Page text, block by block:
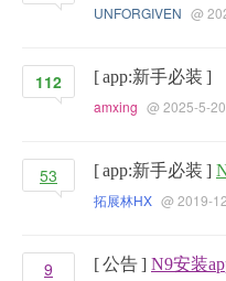
UNFORGIVEN @
112 [app:新手必装 ]
amxing @ 2025-5-20
53 [app:新手必装 ]
拓展林HX @ 2019-
9 [公告] N9安装